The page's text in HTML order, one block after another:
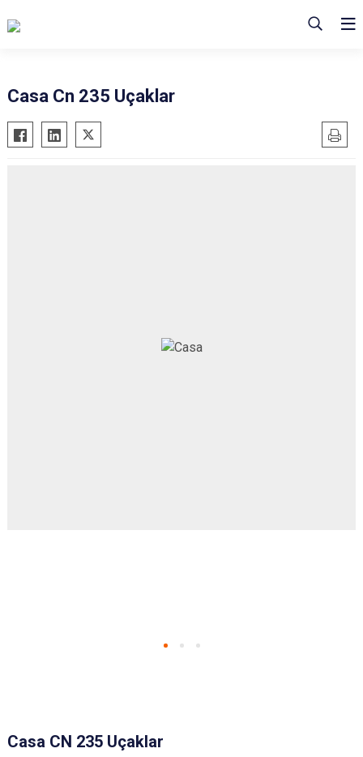
Casa Cn 235 Uçaklar
Casa CN 235 Uçaklar